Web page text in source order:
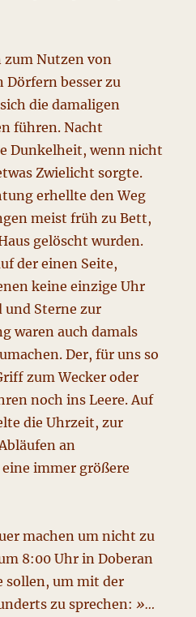
zum Nutzen von
besser zu
die damaligen
führen. Nacht
Dunkelheit, wenn nicht
Zwielicht sorgte.
erhellte den Weg
meist früh zu Bett,
gelöscht wurden.
der einen Seite,
keine einzige Uhr
und Sterne zur
waren auch damals
Der, für uns so
zum Wecker oder
noch ins Leere. Auf
die Uhrzeit, zur
an
immer größere
machen um nicht zu
8:00 Uhr in Doberan
sollen, um mit der
zu sprechen: »…